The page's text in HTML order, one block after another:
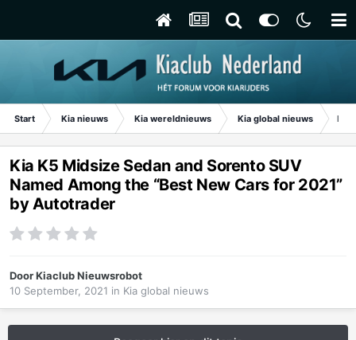
Start Kia nieuws Kia wereldnieuws Kia global nieuws Kia
Kia K5 Midsize Sedan and Sorento SUV
Named Among the “Best New Cars for 2021”
by Autotrader
DoorKiaclub Nieuwsrobot
10 September, 2021 in Kia global nieuws